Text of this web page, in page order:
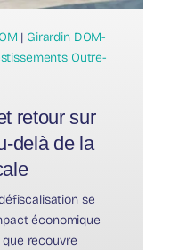
| Girardin DOM-
Outre-
retour sur
delà de la
se
économique
recouvre